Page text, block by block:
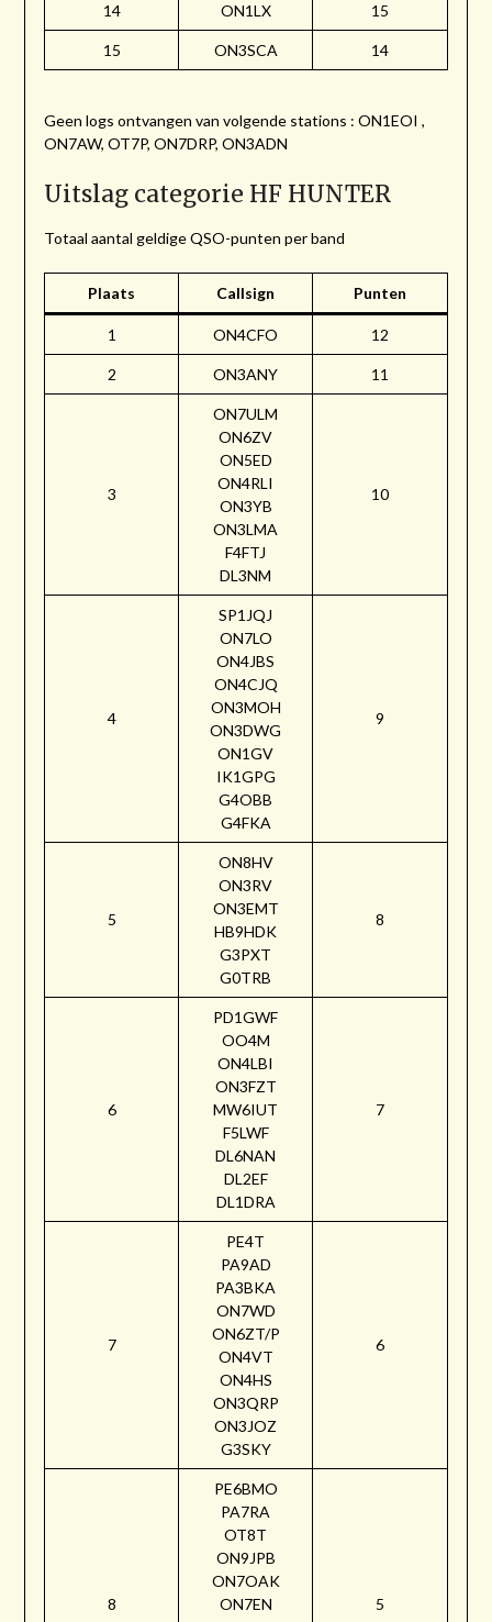
14 ON1LX 15
15 ON3SCA 14
Geen logs ontvangen van volgende stations : ON1EOI ,
ON7AW, OT7P, ON7DRP, ON3ADN
Uitslag categorie HF HUNTER
Totaal aantal geldige QSO-punten per band
Plaats Callsign Punten
1 ON4CFO 12
2 ON3ANY 11
3
ON7ULM
ON6ZV
ON5ED
ON4RLI
ON3YB
ON3LMA
F4FTJ
DL3NM
10
4
SP1JQJ
ON7LO
ON4JBS
ON4CJQ
ON3MOH
ON3DWG
ON1GV
IK1GPG
G4OBB
G4FKA
9
5
ON8HV
ON3RV
ON3EMT
HB9HDK
G3PXT
G0TRB
8
6
PD1GWF
OO4M
ON4LBI
ON3FZT
MW6IUT
F5LWF
DL6NAN
DL2EF
DL1DRA
7
7
PE4T
PA9AD
PA3BKA
ON7WD
ON6ZT/P
ON4VT
ON4HS
ON3QRP
ON3JOZ
G3SKY
6
8
PE6BMO
PA7RA
OT8T
ON9JPB
ON7OAK
ON7EN
5